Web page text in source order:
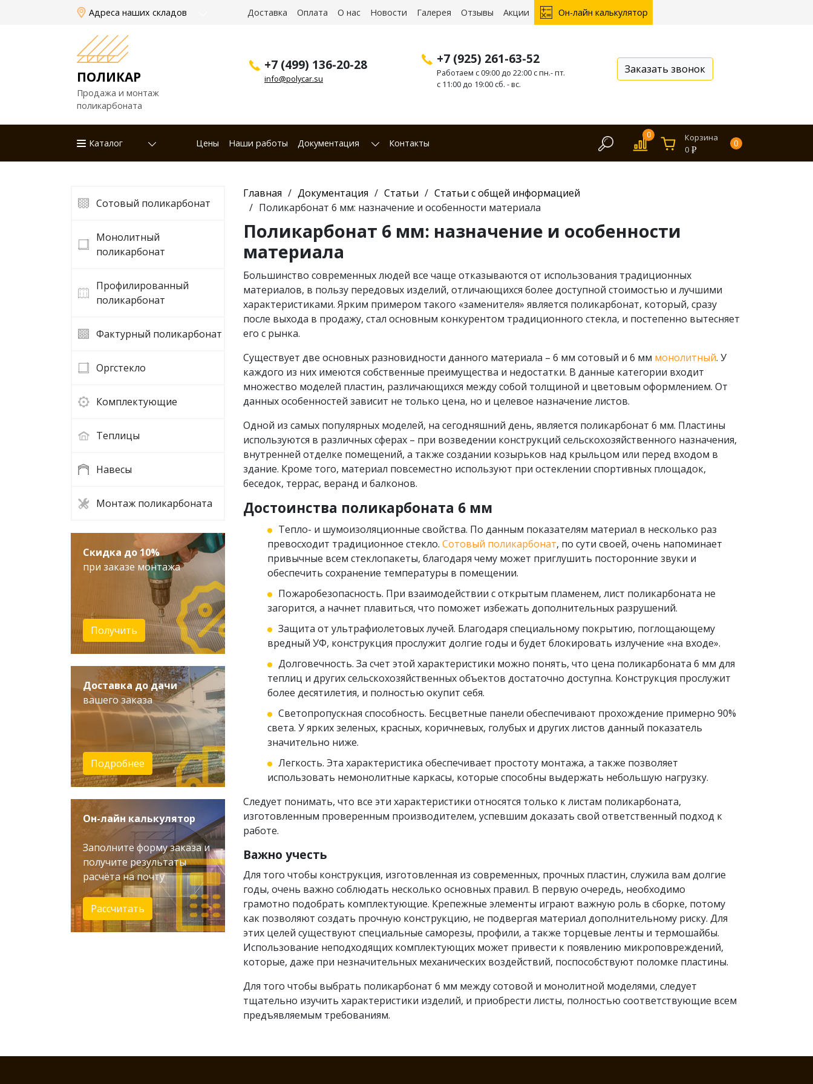
Адреса наших складов Доставка Оплата О нас Новости Галерея Отзывы Акции Он-лайн калькулятор
ПОЛИКАР
Продажа и монтаж
поликарбоната
+7 (499) 136-20-28
info@polycar.su
+7 (925) 261-63-52
Работаем с 09:00 до 22:00 с пн.- пт.
с 11:00 до 19:00 сб. - вс.
Заказать звонок
Каталог Цены Наши работы Документация Контакты
0
Корзина
0
0
Сотовый поликарбонат
Монолитный
поликарбонат
Профилированный
поликарбонат
Фактурный поликарбонат
Оргстекло
Комплектующие
Теплицы
Навесы
Монтаж поликарбоната
Скидка до 10%
при заказе монтажа
Получить
Доставка до дачи
вашего заказа
Подробнее
Он-лайн калькулятор
Заполните форму заказа и
получите результаты
расчёта на почту
Рассчитать
Главная Документация Статьи
Статьи с общей информацией
Поликарбонат 6 мм: назначение и особенности материала
Поликарбонат 6 мм: назначение и особенности
материала
Большинство современных людей все чаще отказываются от использования традиционных
материалов, в пользу передовых изделий, отличающихся более доступной стоимостью и лучшими
характеристиками. Ярким примером такого «заменителя» является поликарбонат, который, сразу
после выхода в продажу, стал основным конкурентом традиционного стекла, и постепенно вытесняет
его с рынка.
Существует две основных разновидности данного материала – 6 мм сотовый и 6 мм монолитный. У
каждого из них имеются собственные преимущества и недостатки. В данные категории входит
множество моделей пластин, различающихся между собой толщиной и цветовым оформлением. От
данных особенностей зависит не только цена, но и целевое назначение листов.
Одной из самых популярных моделей, на сегодняшний день, является поликарбонат 6 мм. Пластины
используются в различных сферах – при возведении конструкций сельскохозяйственного назначения,
внутренней отделке помещений, а также создании козырьков над крыльцом или перед входом в
здание. Кроме того, материал повсеместно используют при остеклении спортивных площадок,
беседок, террас, веранд и балконов.
Достоинства поликарбоната 6 мм
Тепло- и шумоизоляционные свойства. По данным показателям материал в несколько раз
превосходит традиционное стекло. Сотовый поликарбонат, по сути своей, очень напоминает
привычные всем стеклопакеты, благодаря чему может приглушить посторонние звуки и
обеспечить сохранение температуры в помещении.
Пожаробезопасность. При взаимодействии с открытым пламенем, лист поликарбоната не
загорится, а начнет плавиться, что поможет избежать дополнительных разрушений.
Защита от ультрафиолетовых лучей. Благодаря специальному покрытию, поглощающему
вредный УФ, конструкция прослужит долгие годы и будет блокировать излучение «на входе».
Долговечность. За счет этой характеристики можно понять, что цена поликарбоната 6 мм для
теплиц и других сельскохозяйственных объектов достаточно доступна. Конструкция прослужит
более десятилетия, и полностью окупит себя.
Светопропускная способность. Бесцветные панели обеспечивают прохождение примерно 90%
света. У ярких зеленых, красных, коричневых, голубых и других листов данный показатель
значительно ниже.
Легкость. Эта характеристика обеспечивает простоту монтажа, а также позволяет
использовать немонолитные каркасы, которые способны выдержать небольшую нагрузку.
Следует понимать, что все эти характеристики относятся только к листам поликарбоната,
изготовленным проверенным производителем, успевшим доказать свой ответственный подход к
работе.
Важно учесть
Для того чтобы конструкция, изготовленная из современных, прочных пластин, служила вам долгие
годы, очень важно соблюдать несколько основных правил. В первую очередь, необходимо
грамотно подобрать комплектующие. Крепежные элементы играют важную роль в сборке, потому
как позволяют создать прочную конструкцию, не подвергая материал дополнительному риску. Для
этих целей существуют специальные саморезы, профили, а также торцевые ленты и термошайбы.
Использование неподходящих комплектующих может привести к появлению микроповреждений,
которые, даже при незначительных механических воздействий, поспособствуют поломке пластины.
Для того чтобы выбрать поликарбонат 6 мм между сотовой и монолитной моделями, следует
тщательно изучить характеристики изделий, и приобрести листы, полностью соответствующие всем
предъявляемым требованиям.